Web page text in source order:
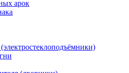
арок